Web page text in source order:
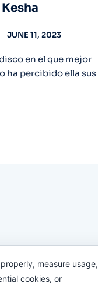
Kesha
JUNE 11, 2023
en el que mejor
ha percibido ella sus
measure usage,
cookies, or